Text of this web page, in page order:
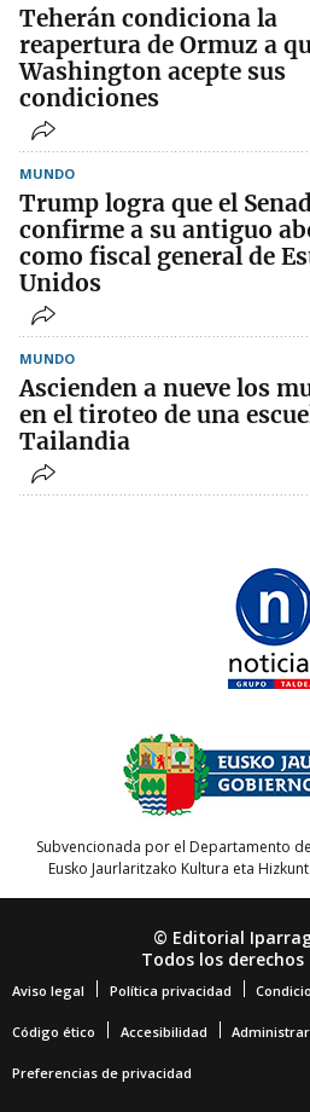
Teherán condiciona la
reapertura de Ormuz a
Washington acepte sus
condiciones
MUNDO
Trump logra que el
confirme a su antiguo
como fiscal general de
Unidos
MUNDO
Ascienden a nueve los
en el tiroteo de una
Tailandia
Subvencionada por el Departamento
Eusko Jaurlaritzako Kultura eta
© Editorial
Todos los derechos
Aviso legal Política privacidad
Código ético Accesibilidad
Preferencias de privacidad